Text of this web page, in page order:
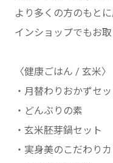
より多くの方のもと
インショップでもお取
〈健康ごはん / 玄米〉
・月替わりおかずセッ
・どんぶりの素
・玄米胚芽鍋セット
・実身美のこだわり